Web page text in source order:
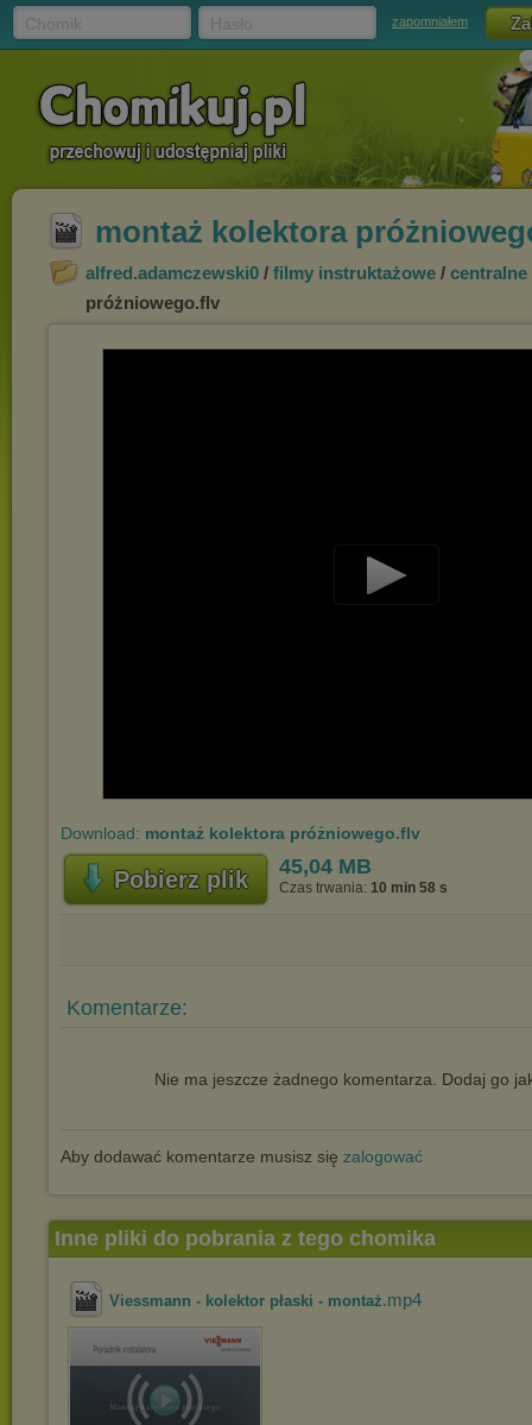
zapomniałem
montaż kolektora
alfred.adamczewski0 / filmy instruktażowe / centralne
próżniowego.flv
Download: montaż kolektora próżniowego.flv
Pobierz plik 45,04 MB
Czas trwania: 10 min 58 s
Komentarze:
Nie ma jeszcze żadnego komentarza. Dodaj go
Aby dodawać komentarze musisz się zalogować
Inne pliki do pobrania z tego chomika
Viessmann - kolektor płaski - montaż.mp4